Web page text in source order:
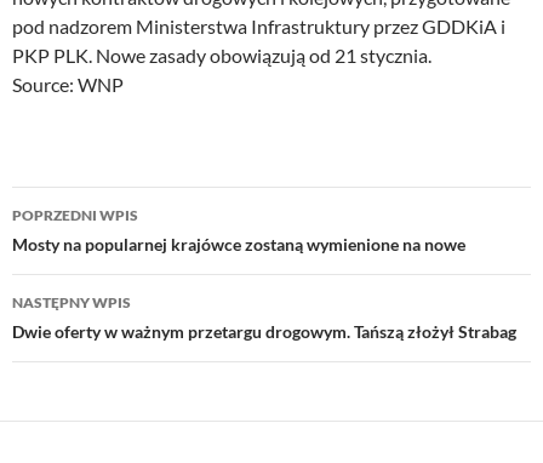
pod nadzorem Ministerstwa Infrastruktury przez GDDKiA i
PKP PLK. Nowe zasady obowiązują od 21 stycznia.
Source: WNP
Nawigacja
wpisu
POPRZEDNI WPIS
Mosty na popularnej krajówce zostaną wymienione na nowe
NASTĘPNY WPIS
Dwie oferty w ważnym przetargu drogowym. Tańszą złożył Strabag